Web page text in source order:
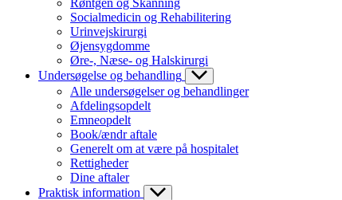
Røntgen og Skanning
Socialmedicin og Rehabilitering
Urinvejskirurgi
Øjensygdomme
Øre-, Næse- og Halskirurgi
Undersøgelse og behandling
Alle undersøgelser og behandlinger
Afdelingsopdelt
Emneopdelt
Book/ændr aftale
Generelt om at være på hospitalet
Rettigheder
Dine aftaler
Praktisk information